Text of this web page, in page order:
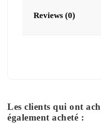
Reviews (0)
Les clients qui ont
également acheté :